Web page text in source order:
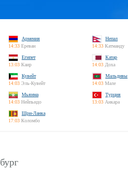
Армения
14:33 Ереван
Непал
14:33 Катманду
Египет
13:03 Каир
Катар
14:03 Доха
Кувейт
14:03 Эль-Кувейт
Мальдивы
14:03 Мале
Мьянма
14:03 Нейпьидо
Турция
13:03 Анкара
Шри-Ланка
17:03 Коломбо